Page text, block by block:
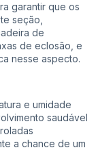
garantir que os
seção,
de
de eclosão, e
nesse aspecto.
e umidade
saudável
a chance de um